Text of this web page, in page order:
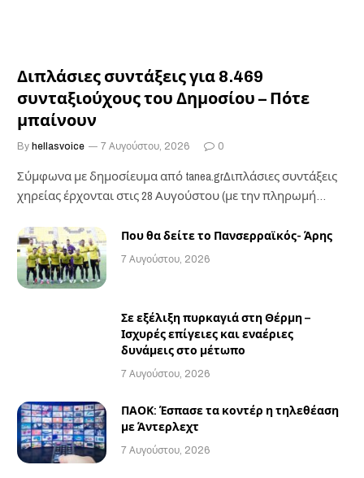
Διπλάσιες συντάξεις για 8.469
συνταξιούχους του Δημοσίου – Πότε
μπαίνουν
By hellasvoice 7 Αυγούστου, 2026 0
Σύμφωνα με δημοσίευμα από tanea.grΔιπλάσιες συντάξεις
χηρείας έρχονται στις 28 Αυγούστου (με την πληρωμή
Που θα δείτε το Πανσερραϊκός- Άρης
7 Αυγούστου, 2026
Σε εξέλιξη πυρκαγιά στη Θέρμη –
Ισχυρές επίγειες και εναέριες
δυνάμεις στο μέτωπο
7 Αυγούστου, 2026
ΠΑΟΚ: Έσπασε τα κοντέρ η τηλεθέαση
με Άντερλεχτ
7 Αυγούστου, 2026